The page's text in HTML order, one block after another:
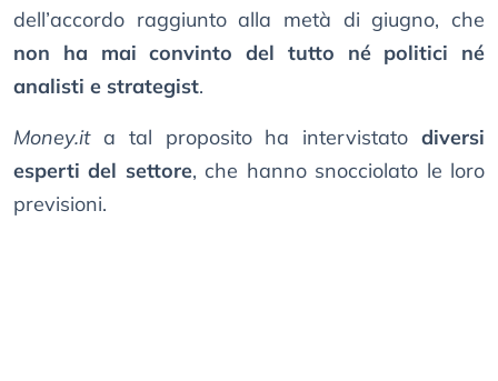
dell’accordo raggiunto alla metà di giugno, che
non ha mai convinto del tutto né politici né
analisti e strategist.
Money.ita tal proposito ha intervistato diversi
esperti del settore, che hanno snocciolato le loro
previsioni.